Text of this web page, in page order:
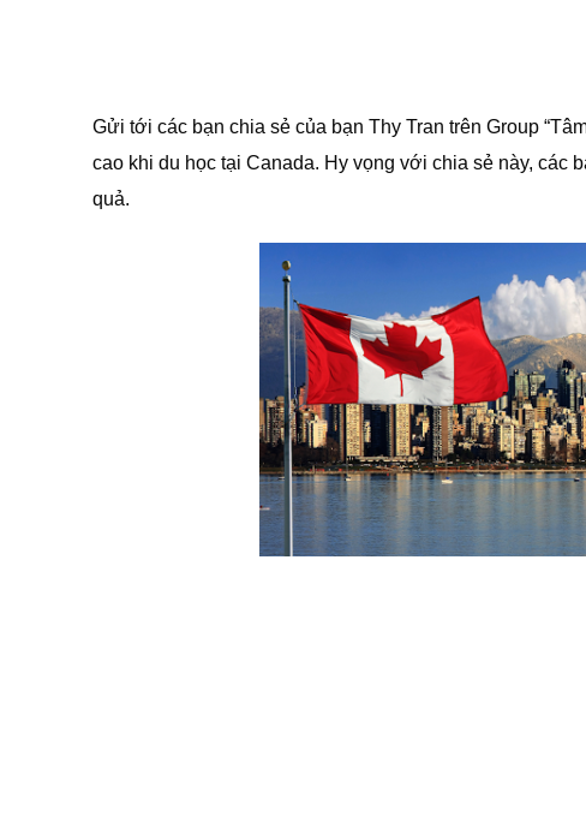
Gửi tới các bạn chia sẻ của bạn Thy Tran trên Group
cao khi du học tại Canada. Hy vọng với chia sẻ này, các
quả.